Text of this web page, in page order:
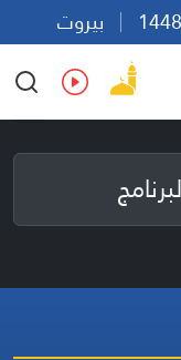
بيروت
Ar En Fr Es